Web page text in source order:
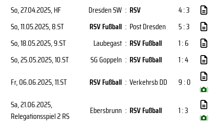
So, 27.04.2025, HF Dresden SW : RSV
4 : 3
So, 11.05.2025, 8.ST RSV Fußball : Post Dresden
5 : 3
So, 18.05.2025, 9.ST Laubegast : RSV Fußball
1 : 6
So, 25.05.2025, 10.ST SG Goppeln : RSV Fußball
1 : 4
Fr, 06.06.2025, 11.ST RSV Fußball : Verkehrsb DD 9 : 0
( )
Sa, 21.06.2025,
Relegationsspiel 2 RS
Ebersbrunn : RSV Fußball 1 : 3
( )